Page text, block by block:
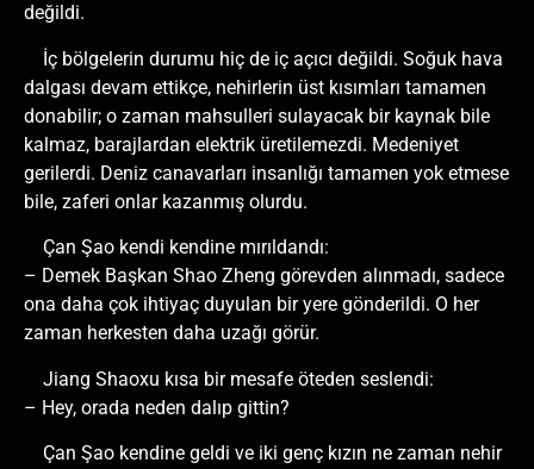
değildi.
İç bölgelerin durumu hiç de iç açıcı değildi. Soğuk hava
dalgası devam ettikçe, nehirlerin üst kısımları tamamen
donabilir; o zaman mahsulleri sulayacak bir kaynak bile
kalmaz, barajlardan elektrik üretilemezdi. Medeniyet
gerilerdi. Deniz canavarları insanlığı tamamen yok etmese
bile, zaferi onlar kazanmış olurdu.
Çan Şao kendi kendine mırıldandı:
– Demek Başkan Shao Zheng görevden alınmadı, sadece
ona daha çok ihtiyaç duyulan bir yere gönderildi. O her
zaman herkesten daha uzağı görür.
Jiang Shaoxu kısa bir mesafe öteden seslendi:
– Hey, orada neden dalıp gittin?
Çan Şao kendine geldi ve iki genç kızın ne zaman nehir